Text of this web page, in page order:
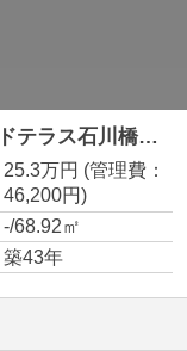
リバーサイドテラス石川橋【 1階路面店 】 1階
25.3万円 (管理費：
46,200円)
-/68.92㎡
築43年